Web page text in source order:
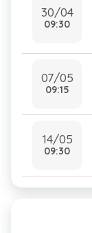
30/04
09:30
07/05
09:15
14/05
09:30